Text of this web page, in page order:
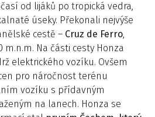
od lijáků po tropická vedra,
úseky. Překonali nejvýše
cestě – Cruz de Ferro,
m.n.m. Na části cesty Honza
elektrického vozíku. Ovšem
pro náročnost terénu
vozíku s přídavným
na lanech. Honza se